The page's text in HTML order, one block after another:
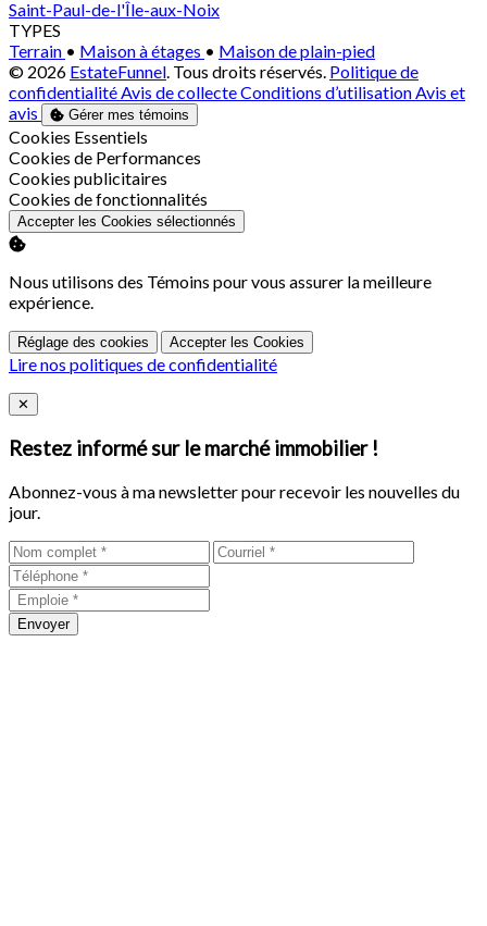
Saint-Paul-de-l'Île-aux-Noix
TYPES
Terrain • Maison à étages • Maison de plain-pied
© 2026 EstateFunnel. Tous droits réservés. Politique de
confidentialitéAvis de collecteConditions d’utilisationAvis et
avis
Gérer mes témoins
Activer
Cookies Essentiels
Activer
Cookies de Performances
Activer
Cookies publicitaires
Activer
Cookies de fonctionnalités
Accepter les Cookies sélectionnés
Nous utilisons des Témoins pour vous assurer la meilleure
expérience.
Réglage des cookies Accepter les Cookies
Lire nos politiques de confidentialité
Close
✕
Restez informé sur le marché immobilier !
Abonnez-vous à ma newsletter pour recevoir les nouvelles du
jour.
Envoyer